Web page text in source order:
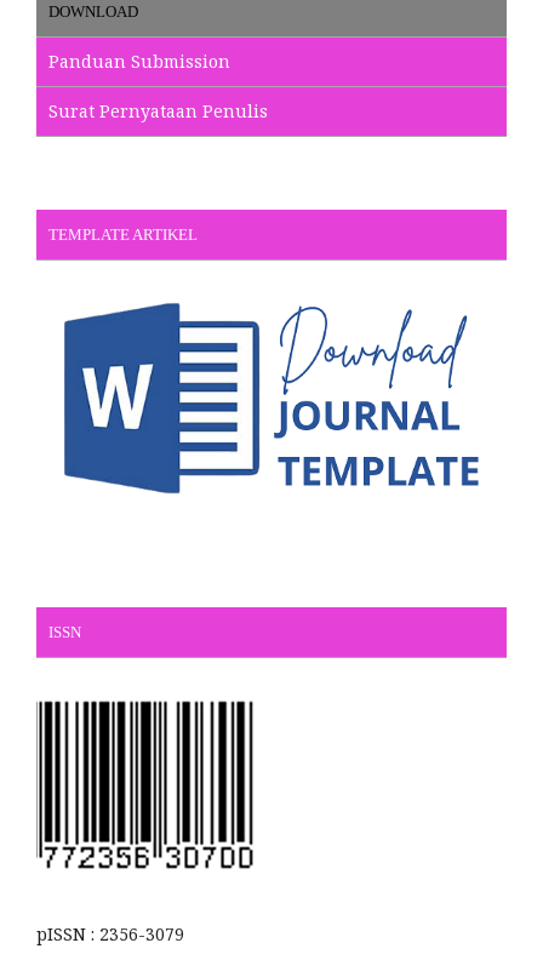
DOWNLOAD
Panduan Submission
Surat Pernyataan Penulis
TEMPLATE ARTIKEL
ISSN
pISSN : 2356-3079